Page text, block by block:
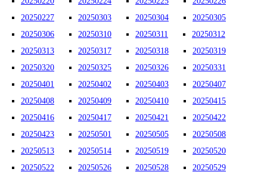
20250227
20250303 20250304
20250305
20250306
20250310 20250311
20250312
20250313
20250317 20250318
20250319
20250320
20250325 20250326
20250331
20250401
20250402 20250403
20250407
20250408
20250409 20250410
20250415
20250416
20250417 20250421
20250422
20250423
20250501 20250505
20250508
20250513
20250514 20250519
20250520
20250522
20250526 20250528
20250529